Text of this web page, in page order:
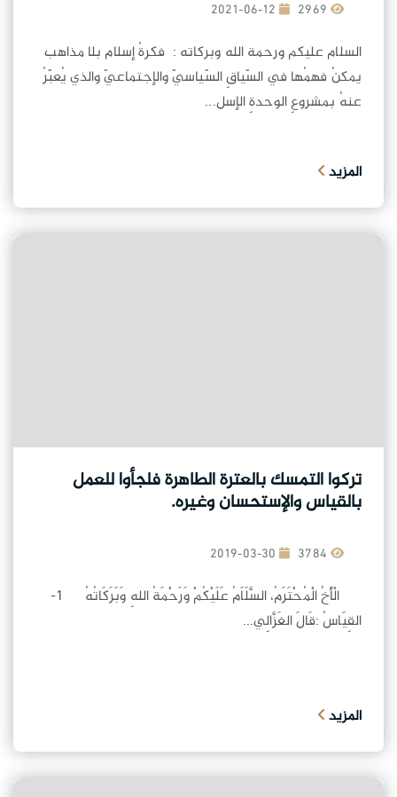
2021-06-12
السلام عليكم ورحمة الله وبركاته : فكرةُ إسلام بلا مذاهب
يمكنُ فهمُها في السّياقِ السّياسيّ والإجتماعيّ والذي يُعبّرُ
عنهُ بمشروعِ الوحدةِ الإسل...
المزيد
تركوا التمسك بالعترة الطاهرة فلجأوا للعمل
بالقياس والإستحسان وغيره.
2019-03-30
الْأَخُ الْمُحْتَرَمُ، السَّلَاَمُ عَلَيْكُمْ وَرَحْمَةُ اللهِ وَبَرَكَاتُهُ 1-
القِيَاسُ :قَالَ الغَزَّالِي...
المزيد